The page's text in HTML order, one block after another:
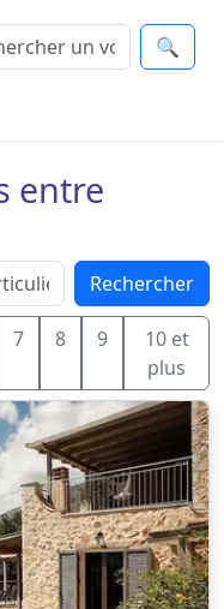
🔍
entre
Rechercher
7 8 9
10 et
plus